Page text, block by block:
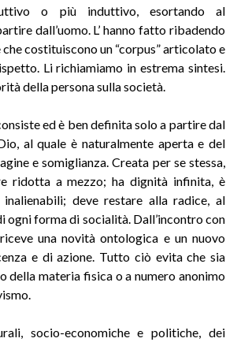
o più induttivo, esortando al
dall’uomo. L’ hanno fatto ribadendo
costituiscono un “corpus” articolato e
Li richiamiamo in estrema sintesi.
della persona sulla società.
ed è ben definita solo a partire dal
al quale è naturalmente aperta e del
e somiglianza. Creata per se stessa,
ridotta a mezzo; ha dignità infinita, è
deve restare alla radice, al
ogni forma di socialità. Dall’incontro con
una novità ontologica e un nuovo
e di azione. Tutto ciò evita che sia
della materia fisica o a numero anonimo
socio-economiche e politiche, dei